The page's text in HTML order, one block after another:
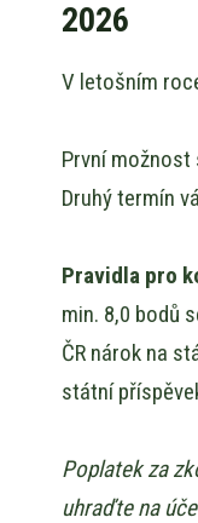
2026
V letošním
První
Druhý termín
Pravidla pro
min. 8,0 bodů
ČR nárok na
státní
Poplatek za
uhraďte na